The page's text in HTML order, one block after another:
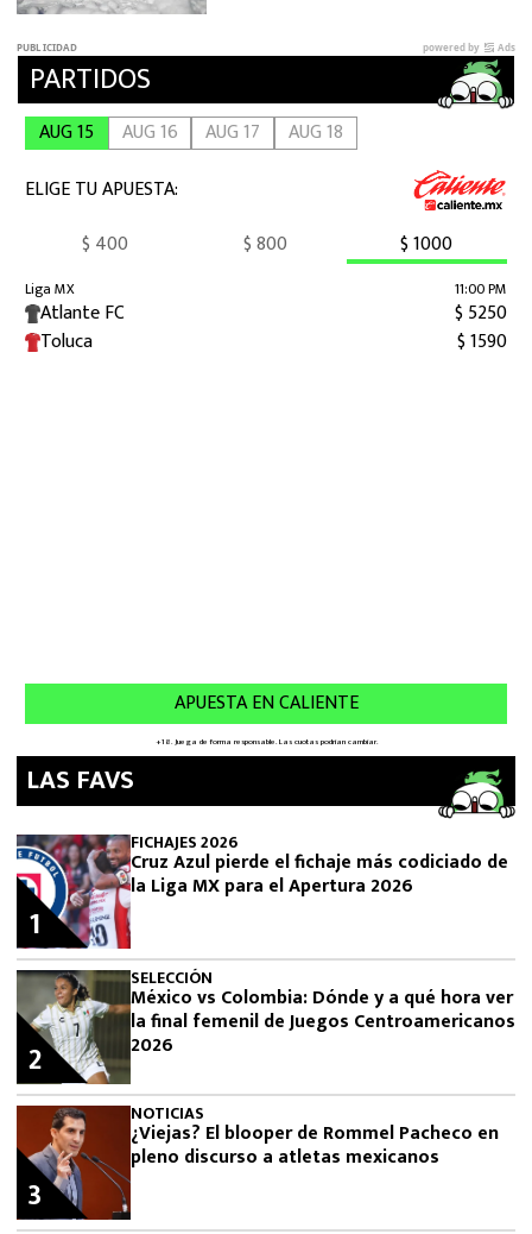
LAS FAVS
FICHAJES 2026
Cruz Azul pierde el fichaje más codiciado de
la Liga MX para el Apertura 2026
1
SELECCIÓN
México vs Colombia: Dónde y a qué hora ver
la final femenil de Juegos Centroamericanos
2026
2
NOTICIAS
¿Viejas? El blooper de Rommel Pacheco en
pleno discurso a atletas mexicanos
3